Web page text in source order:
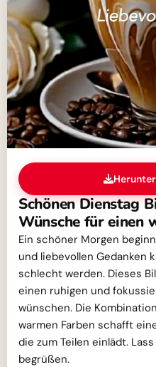
Schönen Dienstag
Wünsche für einen
Ein schöner Morgen
und liebevollen Gedanken
schlecht werden. Dieses
einen ruhigen und
wünschen. Die
warmen Farben schafft
die zum Teilen einlädt.
begrüßen.